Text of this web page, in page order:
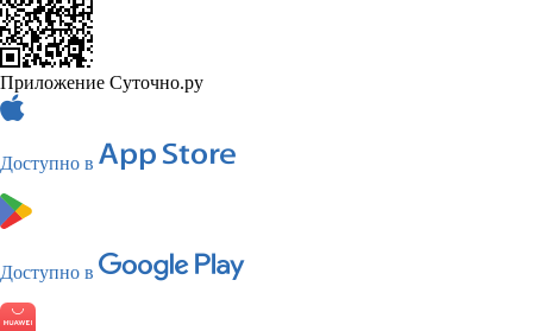
Приложение Суточно.ру
Доступно в
Доступно в